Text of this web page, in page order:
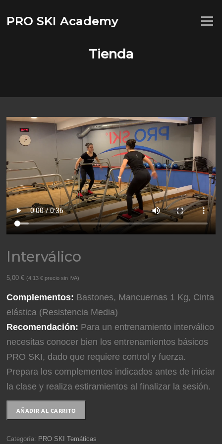
contenido
PRO SKI Academy Menú
Tienda
Interválico
5,00€ (4,13€ precio sin IVA)
Complementos: Bastones, Mancuernas 1 Kg, Cinta
elástica (Resistencia Media)
Recomendación: Para un entrenamiento interválico
necesitas conocer bien los entrenamientos básicos
PRO SKI, dado que requiere control y fuerza.
Prepara los complementos indicados antes de iniciar
la clase y realiza estiramientos al finalizar la sesión.
AÑADIR AL CARRITO
Categoría: PRO SKI Temáticas